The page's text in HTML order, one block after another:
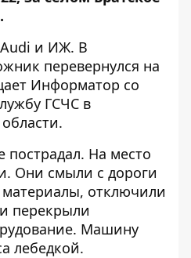
Audi и ИЖ. В
перевернулся на
Информатор со
ГСЧС в
пострадал. На место
Они смыли с дороги
отключили
перекрыли
Машину
лебедкой.